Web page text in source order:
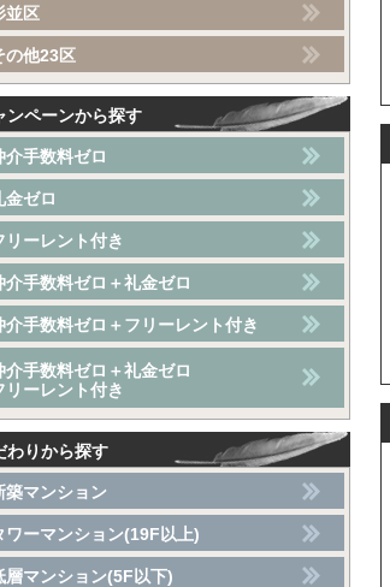
並区
の他23区
ンペーンから探す
介手数料ゼロ
金ゼロ
リーレント付き
介手数料ゼロ＋礼金ゼロ
介手数料ゼロ＋フリーレント付き
介手数料ゼロ＋礼金ゼロ
リーレント付き
わりから探す
築マンション
ワーマンション(19F以上)
層マンション(5F以下)